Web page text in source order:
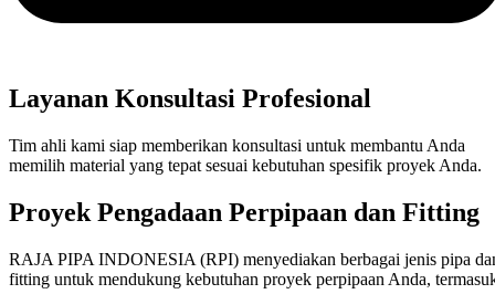
Layanan Konsultasi Profesional
Tim ahli kami siap memberikan konsultasi untuk membantu Anda
memilih material yang tepat sesuai kebutuhan spesifik proyek Anda.
Proyek Pengadaan Perpipaan dan Fitting
RAJA PIPA INDONESIA (RPI) menyediakan berbagai jenis pipa
fitting untuk mendukung kebutuhan proyek perpipaan Anda,